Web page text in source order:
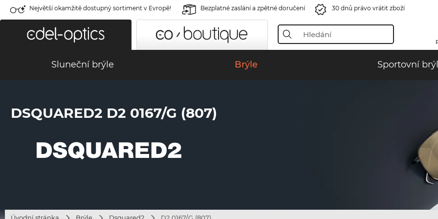
Největší okamžitě dostupný sortiment v Evropě! Bezplatné zaslání a zpětné doručení 30 dnů právo vrátit zboží
Sluneční brýle Brýle Sportovní
DSQUARED2 D2 0167/G (807)